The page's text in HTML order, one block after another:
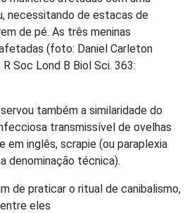
necessitando de estacas de
de pé. As três meninas
(foto: Daniel Carleton
Soc Lond B Biol Sci. 363:
também a similaridade do
transmissível de ovelhas
em inglês, scrapie (ou paraplexia
denominação técnica).
de praticar o ritual de canibalismo,
eles